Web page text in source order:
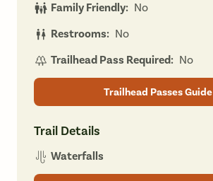
Family Friendly: No
Restrooms: No
Trailhead Pass Required: No
Trailhead Passes Guide
Trail Details
Waterfalls